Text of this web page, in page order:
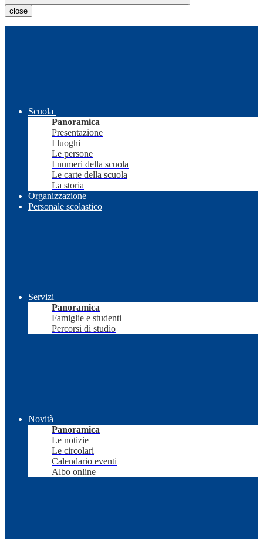
close
Scuola
Panoramica
Presentazione
I luoghi
Le persone
I numeri della scuola
Le carte della scuola
La storia
Organizzazione
Personale scolastico
Servizi
Panoramica
Famiglie e studenti
Percorsi di studio
Novità
Panoramica
Le notizie
Le circolari
Calendario eventi
Albo online